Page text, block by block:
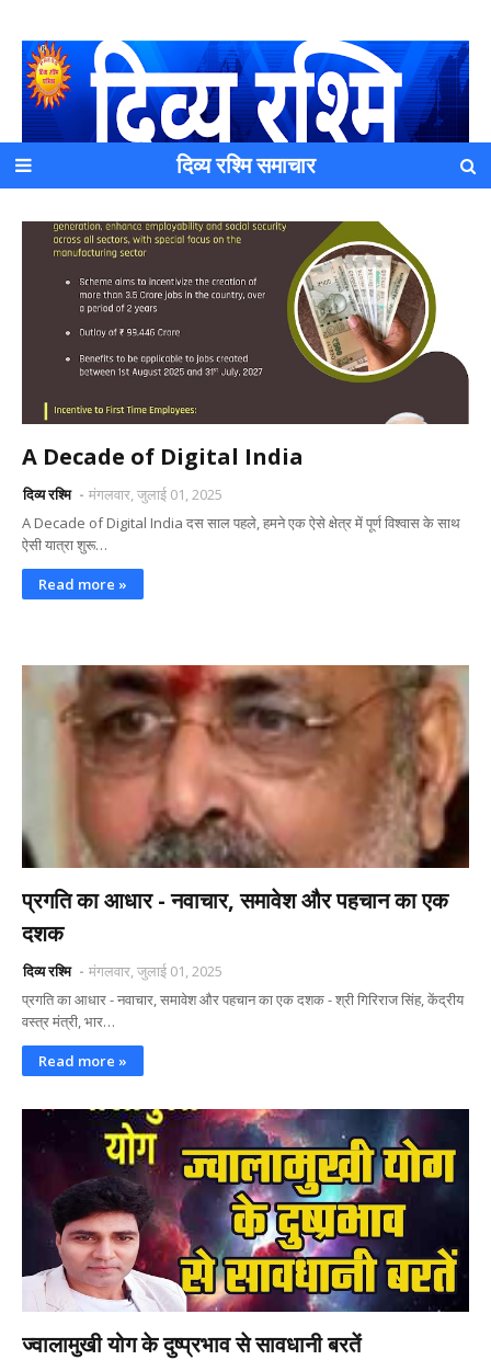
यह एक धर्मिक और राष्ट्रवादी पत्रिका है जो पाठको के आपसी सहयोग के
द्वारा प्रकाशित किया जाता है अपना सहयोग हमारे इस खाते में जमा करने
का कष्ट करें | आप का छोटा सहयोग भी हमारे लिए लाखों के बराबर होगा |
दिव्य रश्मि समाचार
A Decade of Digital India
दिव्य रश्मि
मंगलवार, जुलाई 01, 2025
A Decade of Digital India दस साल पहले, हमने एक ऐसे क्षेत्र में पूर्ण विश्वास के साथ
ऐसी यात्रा शुरू…
Read more »
प्रगति का आधार - नवाचार, समावेश और पहचान का एक
दशक
दिव्य रश्मि
मंगलवार, जुलाई 01, 2025
प्रगति का आधार - नवाचार, समावेश और पहचान का एक दशक - श्री गिरिराज सिंह, केंद्रीय
वस्त्र मंत्री, भार…
Read more »
ज्वालामुखी योग के दुष्प्रभाव से सावधानी बरतें